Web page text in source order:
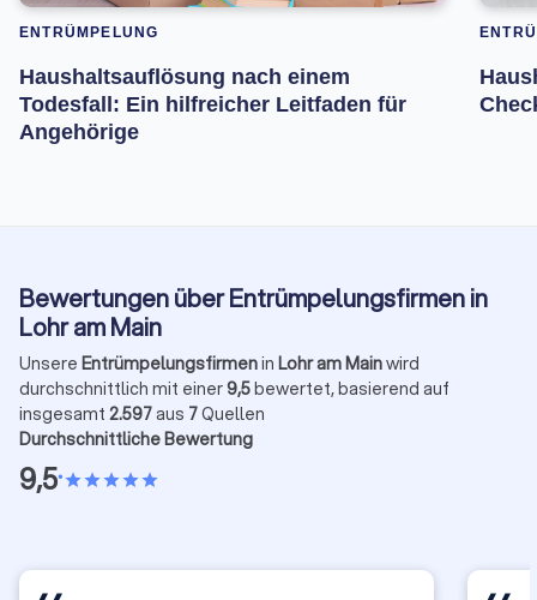
ENTRÜMPELUNG
Haushaltsauflösung nach einem
Todesfall: Ein hilfreicher Leitfaden für
Angehörige
Bewertungen über Entrümpelungsfirmen in
Lohr am Main
Unsere Entrümpelungsfirmenin Lohr am Mainwird
durchschnittlich mit einer9,5bewertet, basierend auf
insgesamt 2.597aus 7Quellen
Durchschnittliche Bewertung
9,5•starstarstarstarstar